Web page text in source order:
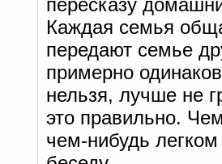
пересказу
Каждая семья
передают семье
примерно
нельзя, лучше не
это правильно.
чем-нибудь